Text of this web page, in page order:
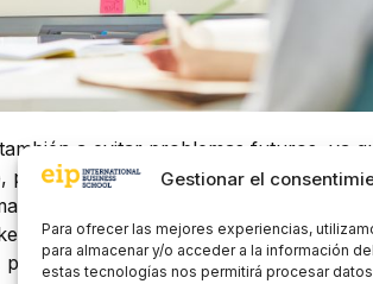
Gestionar el
Para ofrecer las mejores experiencias,
para almacenar y/o acceder a la información
estas tecnologías nos permitirá procesar
a evitar problemas futuros, ya
crear planes de
del control. El
ya que nos ayuda a que, una vez
podamos pensar en los contratiempos